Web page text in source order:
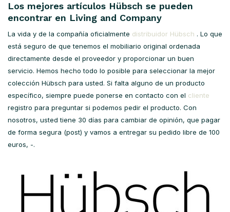
Los mejores artículos Hübsch se pueden
encontrar en Living and Company
La vida y de la compañía oficialmente distribuidor Hübsch . Lo que
está seguro de que tenemos el mobiliario original ordenada
directamente desde el proveedor y proporcionar un buen
servicio. Hemos hecho todo lo posible para seleccionar la mejor
colección Hübsch para usted. Si falta alguno de un producto
específico, siempre puede ponerse en contacto con el cliente
registro para preguntar si podemos pedir el producto. Con
nosotros, usted tiene 30 días para cambiar de opinión, que pagar
de forma segura (post) y vamos a entregar su pedido libre de 100
euros, -.